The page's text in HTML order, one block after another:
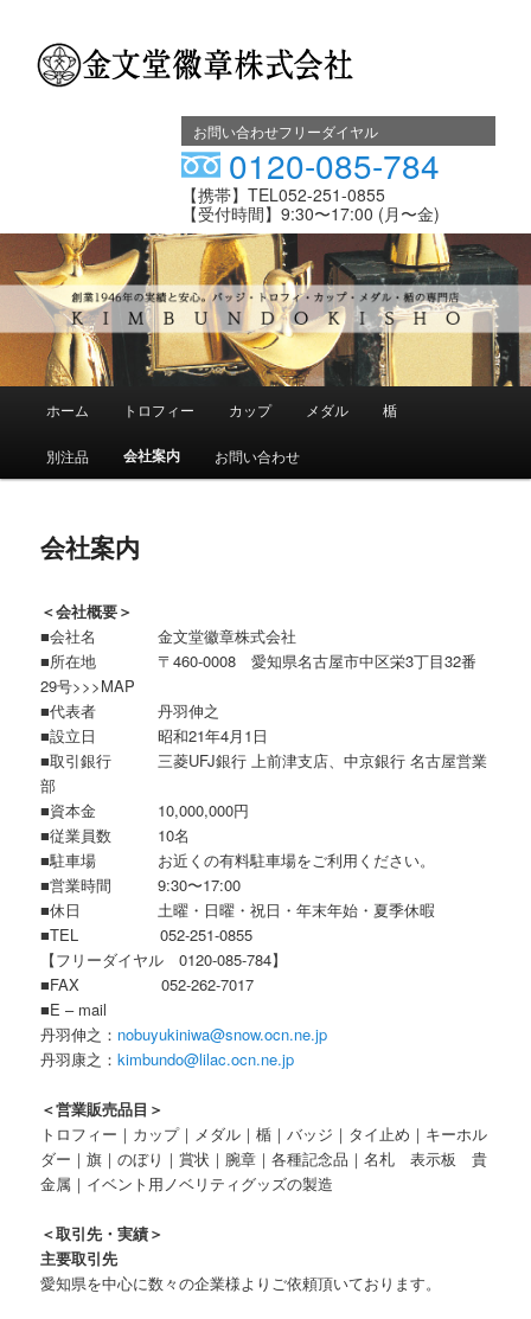
金文堂徽章株式会社
お問い合わせフリーダイヤル
0120-085-784
【携帯】TEL052-251-0855
【受付時間】9:30〜17:00 (月〜金)
メ
メ
イ
コ
ン
テ
ン
ツ
へ
移
動
サ
ブ
ン
テ
ン
ツ
へ
移
動
ホーム トロフィー カップ メダル 楯
別注品 会社案内 お問い合わせ
会社案内
＜会社概要＞
■会社名 金文堂徽章株式会社
■所在地 〒460-0008 愛知県名古屋市中区栄3丁目32番
29号>>>MAP
■代表者 丹羽伸之
■設立日 昭和21年4月1日
■取引銀行 三菱UFJ銀行 上前津支店、中京銀行 名古屋営業
部
■資本金 10,000,000円
■従業員数 10名
■駐車場 お近くの有料駐車場をご利用ください。
■営業時間 9:30〜17:00
■休日 土曜・日曜・祝日・年末年始・夏季休暇
■TEL 052-251-0855
【フリーダイヤル 0120-085-784】
■FAX 052-262-7017
■E – mail
丹羽伸之： nobuyukiniwa@snow.ocn.ne.jp
丹羽康之：kimbundo@lilac.ocn.ne.jp
＜営業販売品目＞
トロフィー｜カップ｜メダル｜楯｜バッジ｜タイ止め｜キーホル
ダー｜旗｜のぼり｜賞状｜腕章｜各種記念品｜名札 表示板 貴
金属｜イベント用ノベリティグッズの製造
＜取引先・実績＞
主要取引先
愛知県を中心に数々の企業様よりご依頼頂いております。